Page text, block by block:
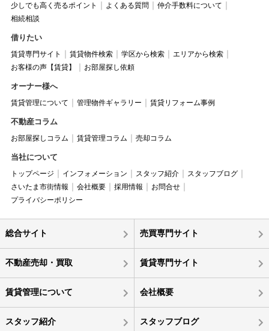
少しでも高く売るポイント
よくある質問
仲介手数料について
相続相談
借りたい
賃貸専門サイト 賃貸物件検索 学区から検索
エリアから検索
お客様の声【賃貸】
お部屋探し依頼
オーナー様へ
賃貸管理について 管理物件ギャラリー 賃貸リフォーム事例
不動産コラム
お部屋探しコラム 賃貸管理コラム 売却コラム
当社について
トップページ インフォメーション スタッフ紹介
スタッフブログ
さいたま市街情報
会社概要 採用情報
お問合せ
プライバシーポリシー
総合サイト 売買専門サイト
不動産売却・買取 賃貸専門サイト
賃貸管理について 会社概要
スタッフ紹介 スタッフブログ